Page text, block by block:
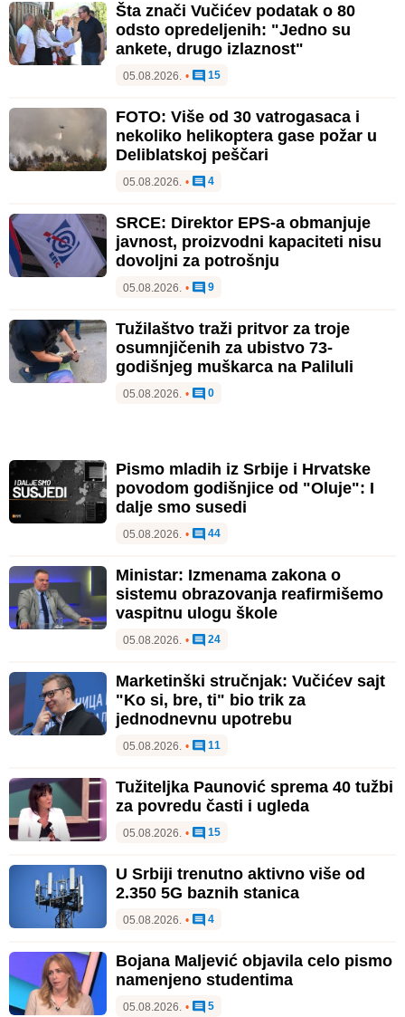
Šta znači Vučićev podatak o 80
odsto opredeljenih: "Jedno su
ankete, drugo izlaznost"
05.08.2026. • 15
FOTO: Više od 30 vatrogasaca i
nekoliko helikoptera gase požar u
Deliblatskoj peščari
05.08.2026. • 4
SRCE: Direktor EPS-a obmanjuje
javnost, proizvodni kapaciteti nisu
dovoljni za potrošnju
05.08.2026. • 9
Tužilaštvo traži pritvor za troje
osumnjičenih za ubistvo 73-
godišnjeg muškarca na Paliluli
05.08.2026. • 0
Pismo mladih iz Srbije i Hrvatske
povodom godišnjice od "Oluje": I
dalje smo susedi
05.08.2026. • 44
Ministar: Izmenama zakona o
sistemu obrazovanja reafirmišemo
vaspitnu ulogu škole
05.08.2026. • 24
Marketinški stručnjak: Vučićev sajt
"Ko si, bre, ti" bio trik za
jednodnevnu upotrebu
05.08.2026. • 11
Tužiteljka Paunović sprema 40 tužbi
za povredu časti i ugleda
05.08.2026. • 15
U Srbiji trenutno aktivno više od
2.350 5G baznih stanica
05.08.2026. • 4
Bojana Maljević objavila celo pismo
namenjeno studentima
05.08.2026. • 5